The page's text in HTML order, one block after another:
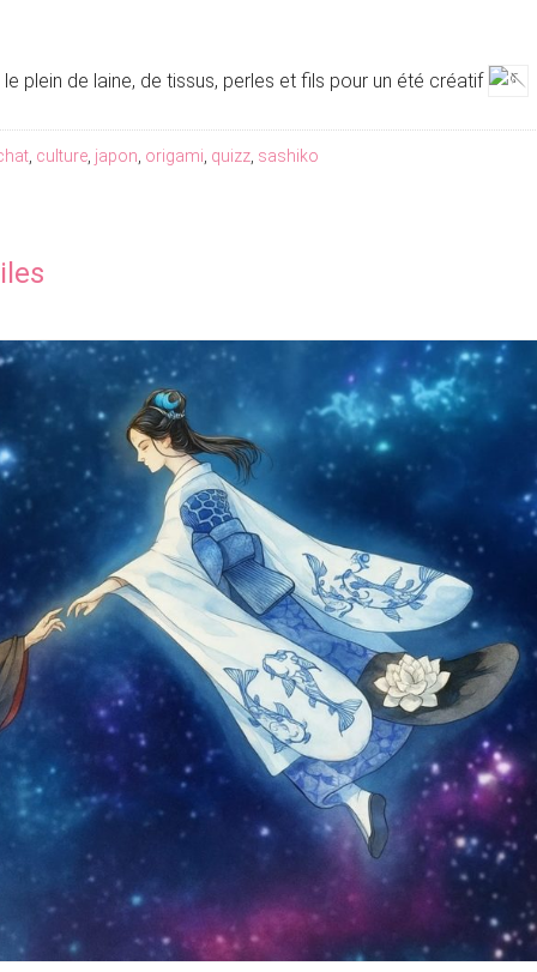
plein de laine, de tissus, perles et fils pour un été créatif
culture japon origami quizz sashiko